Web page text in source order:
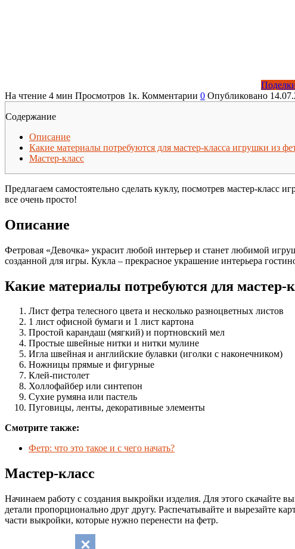
На чтение 4 мин Просмотров 1к. Комментарии 0 Опубликовано
Содержание
Описание
Какие материалы потребуются для мастер-класса игрушки из
Мастер-класс
Предлагаем самостоятельно сделать куклу, посмотрев мастер-класс
все очень просто!
Описание
Фетровая «Девочка» украсит любой интерьер и станет любимой
созданной для игры. Кукла – прекрасное украшение интерьера
Какие материалы потребуются для мастер-
Лист фетра телесного цвета и несколько разноцветных листов
1 лист офисной бумаги и 1 лист картона
Простой карандаш (мягкий) и портновский мел
Простые швейные нитки и нитки мулине
Игла швейная и английские булавки (иголки с наконечником)
Ножницы прямые и фигурные
Клей-пистолет
Холлофайбер или синтепон
Сухие румяна или пастель
Пуговицы, ленты, декоративные элементы
Смотрите также:
Фетр: что это такое и с чего начать?
Мастер-класс
Начинаем работу с создания выкройки изделия. Для этого скачайте
детали пропорционально друг другу. Распечатывайте и вырезайте
части выкройки, которые нужно перенести на фетр.